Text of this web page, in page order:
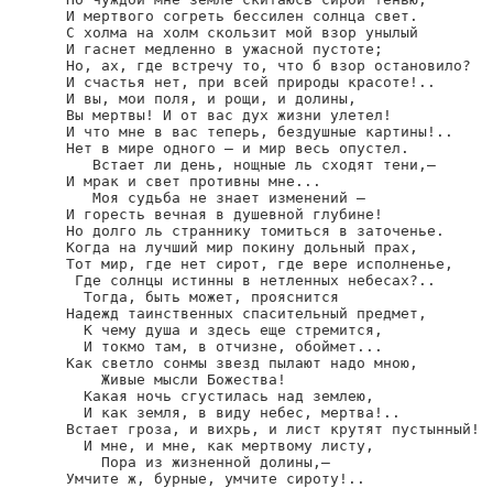
И мертвого согреть бессилен солнца свет.
С холма на холм скользит мой взор унылый
И гаснет медленно в ужасной пустоте;
Но, ах, где встречу то, что б взор остановило?
И счастья нет, при всей природы красоте!..
И вы, мои поля, и рощи, и долины,
Вы мертвы! И от вас дух жизни улетел!
И что мне в вас теперь, бездушные картины!..
Нет в мире одного — и мир весь опустел.
   Встает ли день, нощные ль сходят тени,—
И мрак и свет противны мне...
   Моя судьба не знает изменений —
И горесть вечная в душевной глубине!
Но долго ль страннику томиться в заточенье.
Когда на лучший мир покину дольный прах,
Тот мир, где нет сирот, где вере исполненье,
Где солнцы истинны в нетленных небесах?..
  Тогда, быть может, прояснится
Надежд таинственных спасительный предмет,
  К чему душа и здесь еще стремится,
  И токмо там, в отчизне, обоймет...
Как светло сонмы звезд пылают надо мною,
    Живые мысли Божества!
  Какая ночь сгустилась над землею,
  И как земля, в виду небес, мертва!..
Встает гроза, и вихрь, и лист крутят пустынный!
  И мне, и мне, как мертвому листу,
    Пора из жизненной долины,—
Умчите ж, бурные, умчите сироту!..